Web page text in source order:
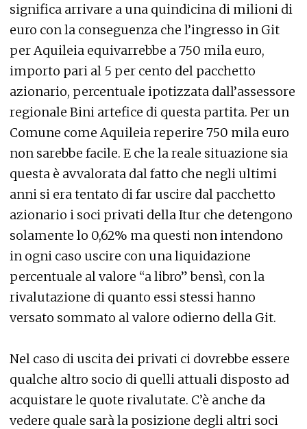
significa arrivare a una quindicina di milioni di
euro con la conseguenza che l’ingresso in Git
per Aquileia equivarrebbe a 750 mila euro,
importo pari al 5 per cento del pacchetto
azionario, percentuale ipotizzata dall’assessore
regionale Bini artefice di questa partita. Per un
Comune come Aquileia reperire 750 mila euro
non sarebbe facile. E che la reale situazione sia
questa è avvalorata dal fatto che negli ultimi
anni si era tentato di far uscire dal pacchetto
azionario i soci privati della Itur che detengono
solamente lo 0,62% ma questi non intendono
in ogni caso uscire con una liquidazione
percentuale al valore “a libro” bensì, con la
rivalutazione di quanto essi stessi hanno
versato sommato al valore odierno della Git.
Nel caso di uscita dei privati ci dovrebbe essere
qualche altro socio di quelli attuali disposto ad
acquistare le quote rivalutate. C’è anche da
vedere quale sarà la posizione degli altri soci